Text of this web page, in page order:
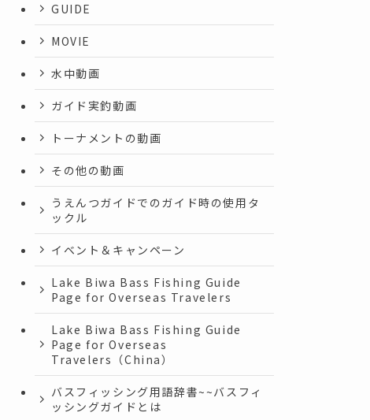
GUIDE
MOVIE
水中動画
ガイド実釣動画
トーナメントの動画
その他の動画
うえんつガイドでのガイド時の使用タ
ックル
イベント＆キャンペーン
Lake Biwa Bass Fishing Guide
Page for Overseas Travelers
Lake Biwa Bass Fishing Guide
Page for Overseas
Travelers（China）
バスフィッシング用語辞書~~バスフィ
ッシングガイドとは